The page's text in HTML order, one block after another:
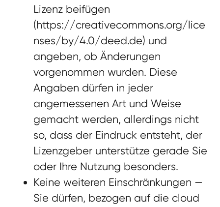
Lizenz beifügen
(https://creativecommons.org/lice
nses/by/4.0/deed.de) und
angeben, ob Änderungen
vorgenommen wurden. Diese
Angaben dürfen in jeder
angemessenen Art und Weise
gemacht werden, allerdings nicht
so, dass der Eindruck entsteht, der
Lizenzgeber unterstütze gerade Sie
oder Ihre Nutzung besonders.
Keine weiteren Einschränkungen —
Sie dürfen, bezogen auf die cloud